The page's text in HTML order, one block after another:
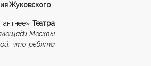
Жуковского.
Театра
Москвы
что ребята